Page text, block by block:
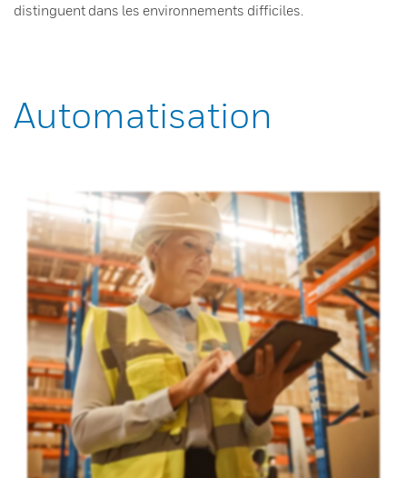
distinguent dans les environnements difficiles.
Automatisation